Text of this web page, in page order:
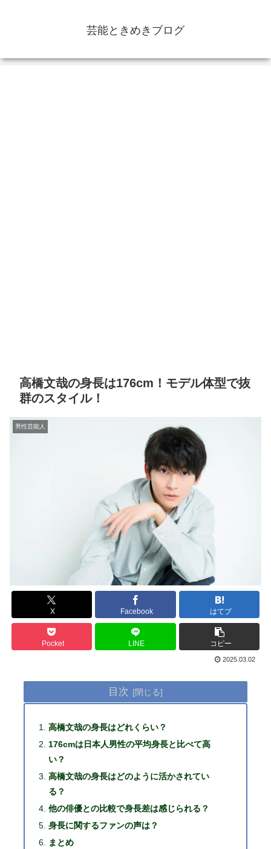
芸能ときめきブログ
高橋文哉の身長は176cm！モデル体型で抜
群のスタイル！
男性芸能人
X Facebook はてブ
Pocket LINE コピー
2025.03.02
目次
高橋文哉の身長はどれくらい？
176cmは日本人男性の平均身長と比べて高
い？
高橋文哉の身長はどのように活かされてい
る？
他の俳優との比較で身長差は感じられる？
身長に関するファンの声は？
まとめ